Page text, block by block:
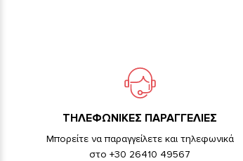
TΗΛΕΦΩΝΙΚΕΣ ΠΑΡΑΓΓΕΛΙΕΣ
Μπορείτε να παραγγείλετε και τηλεφωνικά
στο +30 26410 49567